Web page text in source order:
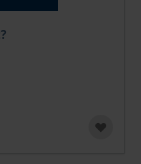
sich nach der